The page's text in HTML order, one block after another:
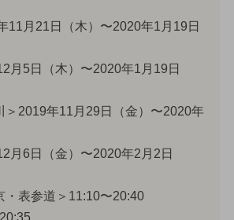
11月21日（木）〜2020年1月19日
月5日（木）〜2020年1月19日
＞2019年11月29日（金）〜2020年
月6日（金）〜2020年2月2日
・表参道＞11:10〜20:40